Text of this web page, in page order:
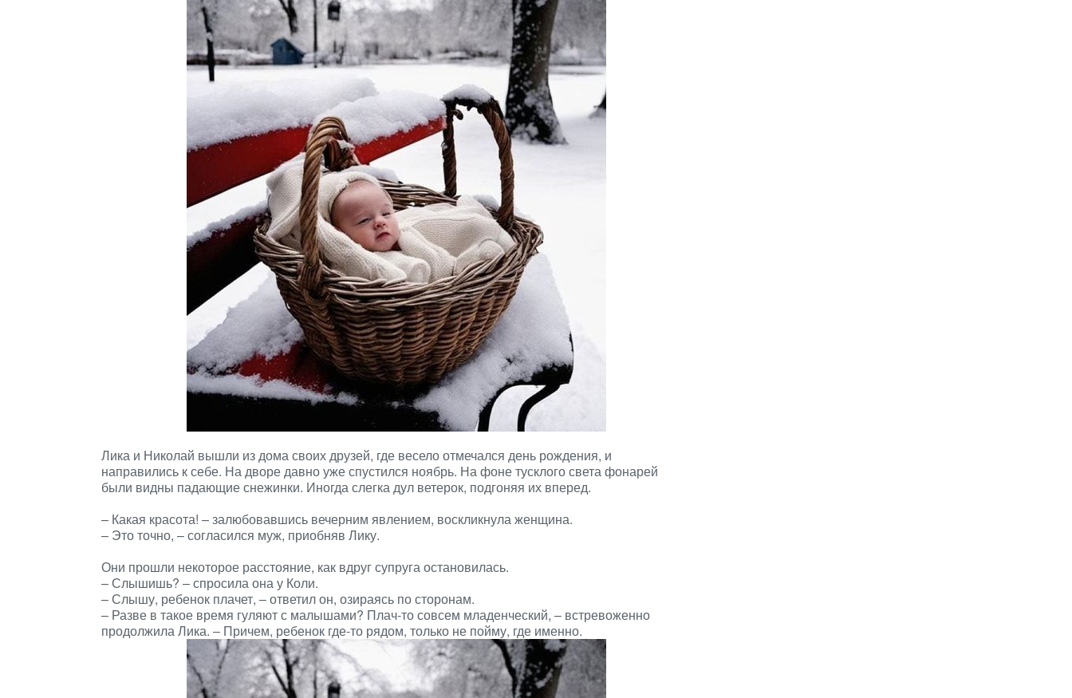
Лика и Николай вышли из дома своих друзей, где весело отмечался день рождения, и
направились к себе. На дворе давно уже спустился ноябрь. На фоне тусклого света фонарей
были видны падающие снежинки. Иногда слегка дул ветерок, подгоняя их вперед.
– Какая красота! – залюбовавшись вечерним явлением, воскликнула женщина.
– Это точно, – согласился муж, приобняв Лику.
Они прошли некоторое расстояние, как вдруг супруга остановилась.
– Слышишь? – спросила она у Коли.
– Слышу, ребенок плачет, – ответил он, озираясь по сторонам.
– Разве в такое время гуляют с малышами? Плач-то совсем младенческий, – встревоженно
продолжила Лика. – Причем, ребенок где-то рядом, только не пойму, где именно.